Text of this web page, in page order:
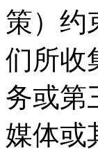
策）约
们所收
务或第
媒体或